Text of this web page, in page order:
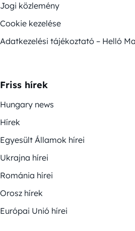
Jogi közlemény
Cookie kezelése
Adatkezelési tájékoztató – Helló
Friss hírek
Hungary news
Hírek
Egyesült Államok hírei
Ukrajna hírei
Románia hírei
Orosz hírek
Európai Unió hírei